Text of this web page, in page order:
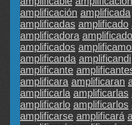
amplificación amplificada
amplificadas amplificado
amplificadora
amplificados
amplificanda amplificandi
amplificante
amplificara amplificaran
amplificarla amplificarlas
amplificarlo amplificarlos
amplificarse amplificará